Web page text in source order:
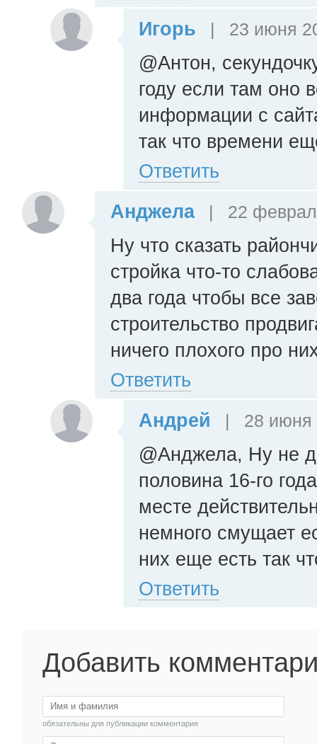
Игорь
| 23 июня
@Антон,
году если там оно
информации с
так что времени
Ответить
Анджела
| 22
Ну что сказать
стройка что-то
два года чтобы все
строительство
ничего плохого про
Ответить
Андрей
| 28 июня
@Анджела, Ну не
половина 16-го
месте
немного смущает
них еще есть так
Ответить
Добавить
обязательны для публикации комментария